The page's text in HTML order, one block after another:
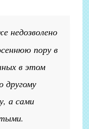
недозволено
пору в
в этом
другому
а сами